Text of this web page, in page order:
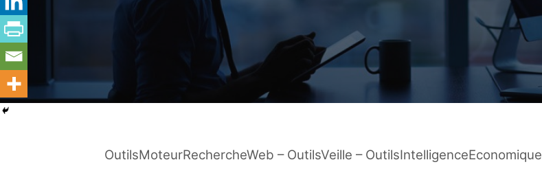
OutilsMoteurRechercheWeb – OutilsVeille – OutilsIntelligenceEconomique